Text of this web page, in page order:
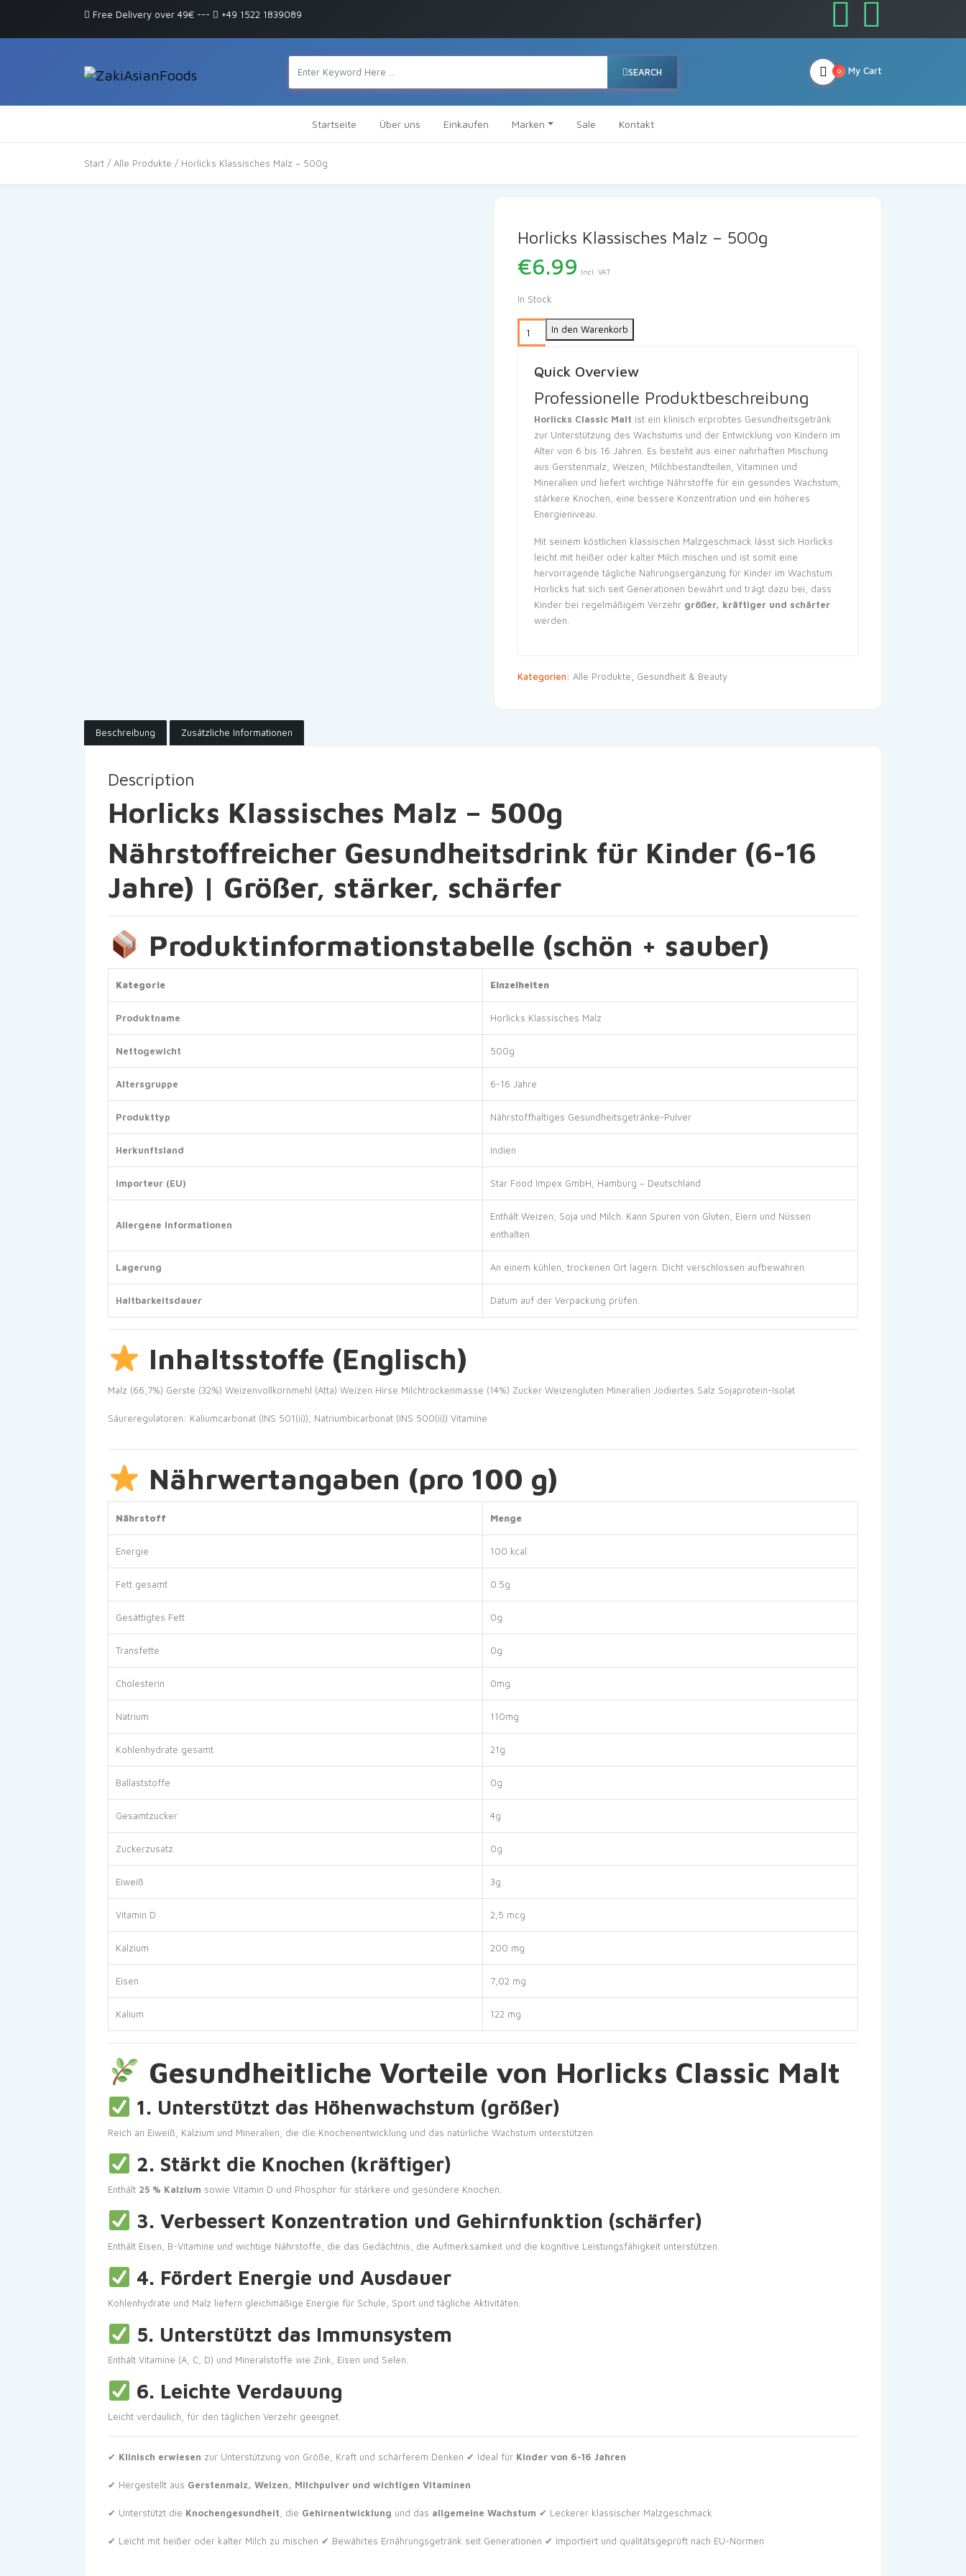
Free Delivery over 49€ --- +49 1522 1839089
SEARCH My Cart
0
Startseite Über uns Einkaufen Marken Sale Kontakt
Start / Alle Produkte / Horlicks Klassisches Malz – 500g
Horlicks Klassisches Malz – 500g
€6.99 Incl. VAT
In Stock
In den Warenkorb
Quick Overview
Professionelle Produktbeschreibung
Horlicks Classic Malt ist ein klinisch erprobtes Gesundheitsgetränk
zur Unterstützung des Wachstums und der Entwicklung von Kindern im
Alter von 6 bis 16 Jahren. Es besteht aus einer nahrhaften Mischung
aus Gerstenmalz, Weizen, Milchbestandteilen, Vitaminen und
Mineralien und liefert wichtige Nährstoffe für ein gesundes Wachstum,
stärkere Knochen, eine bessere Konzentration und ein höheres
Energieniveau.
Mit seinem köstlichen klassischen Malzgeschmack lässt sich Horlicks
leicht mit heißer oder kalter Milch mischen und ist somit eine
hervorragende tägliche Nahrungsergänzung für Kinder im Wachstum.
Horlicks hat sich seit Generationen bewährt und trägt dazu bei, dass
Kinder bei regelmäßigem Verzehr größer, kräftiger und schärfer
werden.
Kategorien: Alle Produkte Gesundheit & Beauty
Beschreibung Zusätzliche Informationen
Description
Horlicks Klassisches Malz – 500g
Nährstoffreicher Gesundheitsdrink für Kinder (6-16
Jahre) | Größer, stärker, schärfer
Produktinformationstabelle (schön + sauber)
Kategorie Einzelheiten
Produktname Horlicks Klassisches Malz
Nettogewicht 500g
Altersgruppe 6-16 Jahre
Produkttyp Nährstoffhaltiges Gesundheitsgetränke-Pulver
Herkunftsland Indien
Importeur (EU) Star Food Impex GmbH, Hamburg – Deutschland
Allergene Informationen
Enthält Weizen, Soja und Milch. Kann Spuren von Gluten, Eiern und Nüssen
enthalten.
Lagerung An einem kühlen, trockenen Ort lagern. Dicht verschlossen aufbewahren.
Haltbarkeitsdauer Datum auf der Verpackung prüfen.
Inhaltsstoffe (Englisch)
Malz (66,7%) Gerste (32%) Weizenvollkornmehl (Atta) Weizen Hirse Milchtrockenmasse (14%) Zucker Weizengluten Mineralien Jodiertes Salz Sojaprotein-Isolat
Säureregulatoren: Kaliumcarbonat (INS 501(ii)), Natriumbicarbonat (INS 500(ii)) Vitamine
Nährwertangaben (pro 100 g)
Nährstoff Menge
Energie 100 kcal
Fett gesamt 0.5g
Gesättigtes Fett 0g
Transfette 0g
Cholesterin 0mg
Natrium 110mg
Kohlenhydrate gesamt 21g
Ballaststoffe 0g
Gesamtzucker 4g
Zuckerzusatz 0g
Eiweiß 3g
Vitamin D 2,5 mcg
Kalzium 200 mg
Eisen 7,02 mg
Kalium 122 mg
Gesundheitliche Vorteile von Horlicks Classic Malt
1. Unterstützt das Höhenwachstum (größer)
Reich an Eiweiß, Kalzium und Mineralien, die die Knochenentwicklung und das natürliche Wachstum unterstützen.
2. Stärkt die Knochen (kräftiger)
Enthält 25 % Kalzium sowie Vitamin D und Phosphor für stärkere und gesündere Knochen.
3. Verbessert Konzentration und Gehirnfunktion (schärfer)
Enthält Eisen, B-Vitamine und wichtige Nährstoffe, die das Gedächtnis, die Aufmerksamkeit und die kognitive Leistungsfähigkeit unterstützen.
4. Fördert Energie und Ausdauer
Kohlenhydrate und Malz liefern gleichmäßige Energie für Schule, Sport und tägliche Aktivitäten.
5. Unterstützt das Immunsystem
Enthält Vitamine (A, C, D) und Mineralstoffe wie Zink, Eisen und Selen.
6. Leichte Verdauung
Leicht verdaulich, für den täglichen Verzehr geeignet.
✔ Klinisch erwiesen zur Unterstützung von Größe, Kraft und schärferem Denken ✔ Ideal für Kinder von 6-16 Jahren
✔ Hergestellt aus Gerstenmalz, Weizen, Milchpulver und wichtigen Vitaminen
✔ Unterstützt die Knochengesundheit , die Gehirnentwicklung und das allgemeine Wachstum ✔ Leckerer klassischer Malzgeschmack
✔ Leicht mit heißer oder kalter Milch zu mischen ✔ Bewährtes Ernährungsgetränk seit Generationen ✔ Importiert und qualitätsgeprüft nach EU-Normen